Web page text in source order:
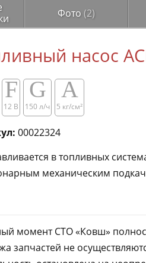
Фото(2)
насос
F
12 В
G
150 л/ч
A
5 кг/см²​​
00022324
в топливных
механическим
момент СТО «Ковш»
запчастей не